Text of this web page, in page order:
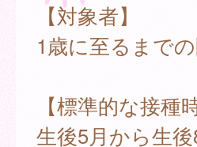
【対象者】
1歳に至るまで
【標準的な接種
生後5月から生